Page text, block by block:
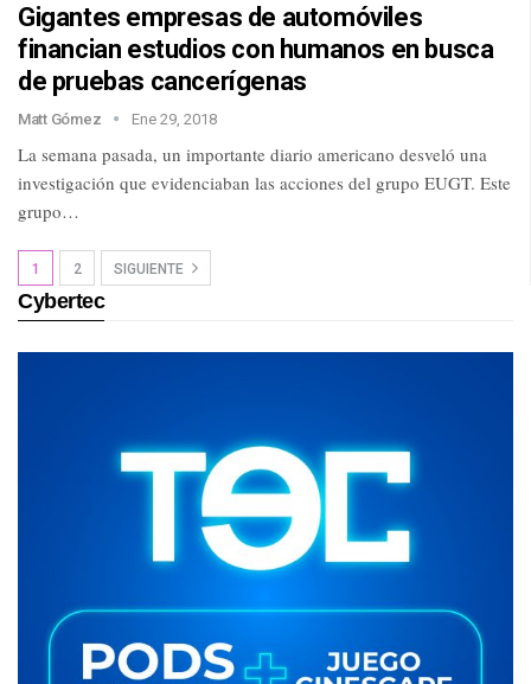
Gigantes empresas de automóviles
financian estudios con humanos en busca
de pruebas cancerígenas
Matt Gómez Ene 29, 2018
La semana pasada, un importante diario americano desveló una
investigación que evidenciaban las acciones del grupo EUGT. Este
grupo…
1 2 SIGUIENTE
Cybertec